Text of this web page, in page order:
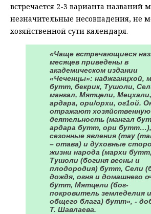
встречается 2-3 варианта названий
незначительные несовпадения, не
хозяйственной сути календаря.
«Чаще встречающиеся
месяцев приведены в
академическом издании
«Чеченцы»: наджганцхой,
бутт, бекрик, Тушоли,
мангал, Мятцели,
ардара, ори/орхи, ог1ой.
отражают хозяйственную
деятельность (мангал
ардара бутт, ори бутт…),
сезонные явления (тау
– отава) и духовные
жизни народа (мархи бутт,
Тушоли (богиня весны и
плодородия) бутт, Сели
дождя, огня и домашнего
бутт, Мятцели (бог-
покровитель земледелия и
общего блага) бутт», -
Т. Шавлаева.